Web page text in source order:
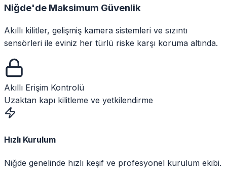
Niğde'de Maksimum Güvenlik
Akıllı kilitler, gelişmiş kamera sistemleri ve sızıntı
sensörleri ile eviniz her türlü riske karşı koruma altında.
Akıllı Erişim Kontrolü
Uzaktan kapı kilitleme ve yetkilendirme
Hızlı Kurulum
Niğde genelinde hızlı keşif ve profesyonel kurulum ekibi.